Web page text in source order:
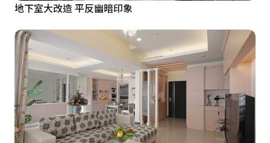
地下室大改造 平反幽暗印象